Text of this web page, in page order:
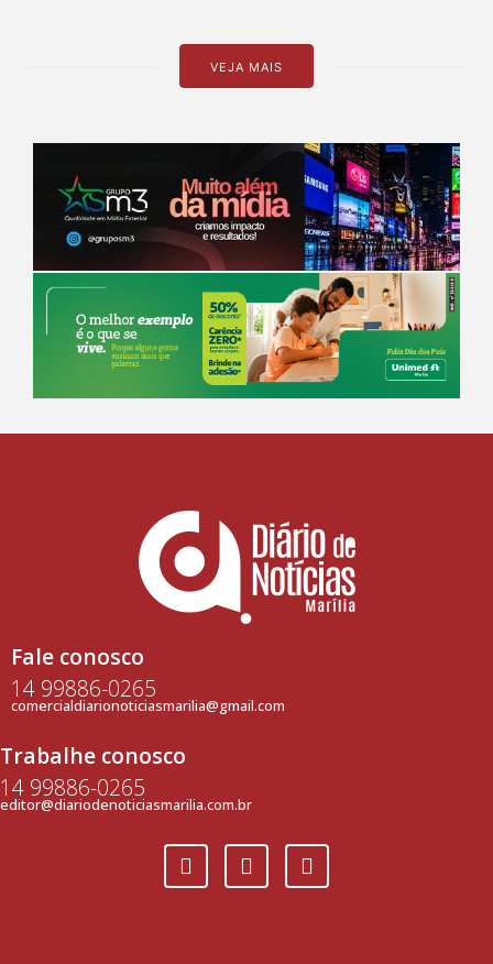
VEJA MAIS
Fale conosco
14 99886-0265
comercialdiarionoticiasmarilia@gmail.com
Trabalhe conosco
14 99886-0265
editor@diariodenoticiasmarilia.com.br